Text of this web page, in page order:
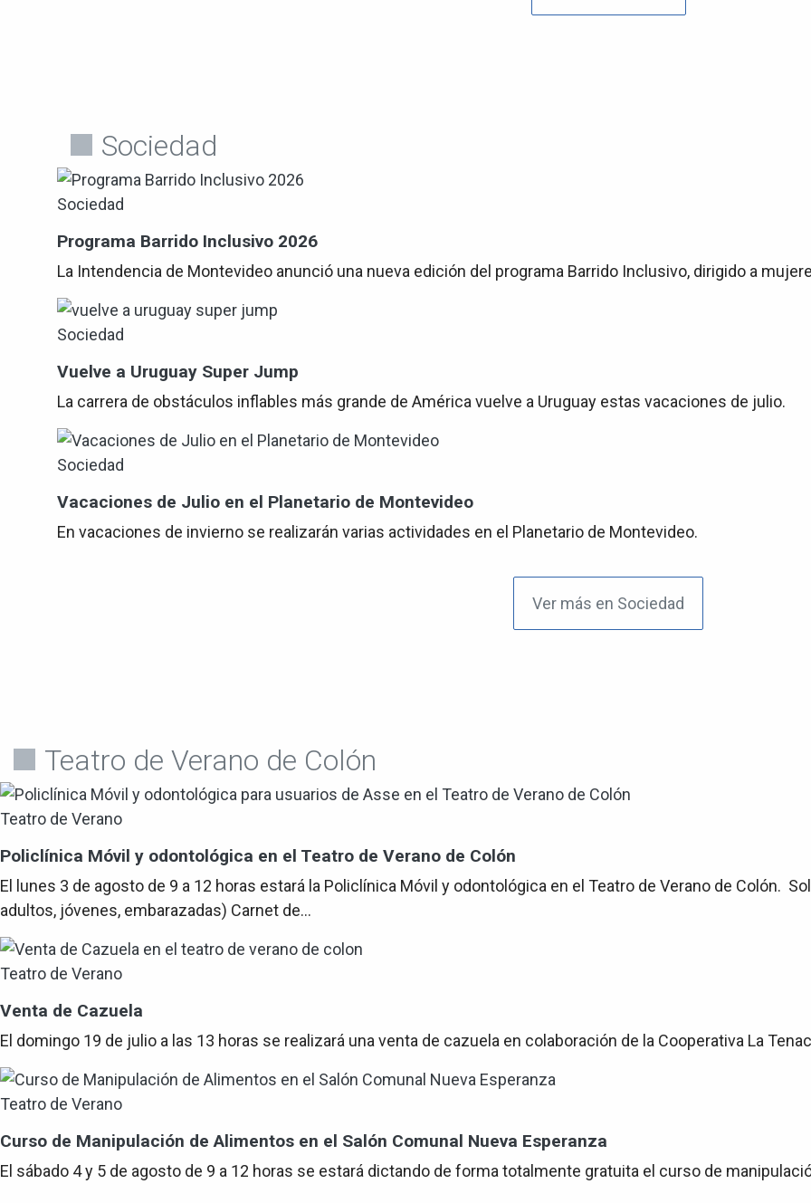
Sociedad
Sociedad
Programa Barrido Inclusivo 2026
La Intendencia de Montevideo anunció una nueva edición del programa Barrido Inclusivo, dirigido a
Sociedad
Vuelve a Uruguay Super Jump
La carrera de obstáculos inflables más grande de América vuelve a Uruguay estas vacaciones de julio.
Sociedad
Vacaciones de Julio en el Planetario de Montevideo
En vacaciones de invierno se realizarán varias actividades en el Planetario de Montevideo.
Ver más en Sociedad
Teatro de Verano de Colón
Teatro de Verano
Policlínica Móvil y odontológica en el Teatro de Verano de Colón
El lunes 3 de agosto de 9 a 12 horas estará la Policlínica Móvil y odontológica en el Teatro de Verano de Colón.
adultos, jóvenes, embarazadas) Carnet de...
Teatro de Verano
Venta de Cazuela
El domingo 19 de julio a las 13 horas se realizará una venta de cazuela en colaboración de la Cooperativa La
Teatro de Verano
Curso de Manipulación de Alimentos en el Salón Comunal Nueva Esperanza
El sábado 4 y 5 de agosto de 9 a 12 horas se estará dictando de forma totalmente gratuita el curso de